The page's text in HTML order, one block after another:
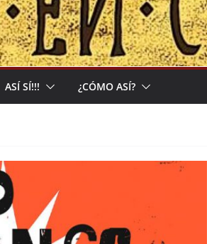
ASÍ SÍ!!! ¿CÓMO ASÍ?